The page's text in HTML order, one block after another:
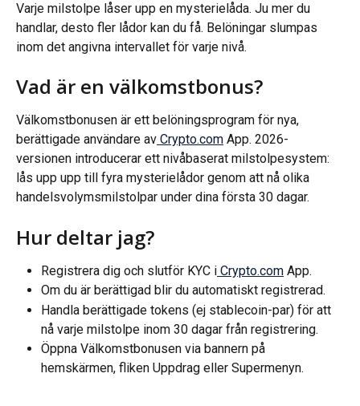
Varje milstolpe låser upp en mysterielåda. Ju mer du
handlar, desto fler lådor kan du få. Belöningar slumpas
inom det angivna intervallet för varje nivå.
Vad är en välkomstbonus?
Välkomstbonusen är ett belöningsprogram för nya,
berättigade användare av Crypto.com App. 2026-
versionen introducerar ett nivåbaserat milstolpesystem:
lås upp upp till fyra mysterielådor genom att nå olika
handelsvolymsmilstolpar under dina första 30 dagar.
Hur deltar jag?
Registrera dig och slutför KYC i Crypto.com App.
Om du är berättigad blir du automatiskt registrerad.
Handla berättigade tokens (ej stablecoin-par) för att
nå varje milstolpe inom 30 dagar från registrering.
Öppna Välkomstbonusen via bannern på
hemskärmen, fliken Uppdrag eller Supermenyn.